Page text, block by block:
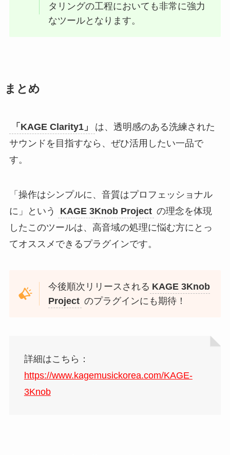
タリングの工程においても非常に強力
なツールとなります。
まとめ
「KAGE Clarity1」
は、透明感のある洗練された
サウンドを目指すなら、ぜひ活用したい一品で
す。
「操作はシンプルに、音質はプロフェッショナル
に」という
KAGE 3Knob Project の理念を体現
したこのツールは、高音域の処理に悩む方にとっ
てオススメできるプラグインです。
今後順次リリースされる KAGE 3Knob
Project のプラグインにも期待！
詳細はこちら：
https://www.kagemusickorea.com/KAGE-
3Knob